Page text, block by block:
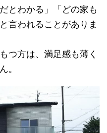
とわかる」「どの家も
言われることがありま
つ方は、満足感も薄く
。